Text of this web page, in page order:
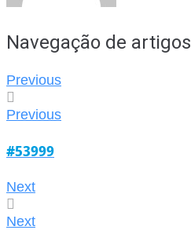
Navegação de artigos
Previous
Previous
#53999
Next
Next